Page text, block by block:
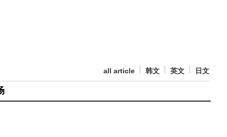
all article 韩文 英文 日文